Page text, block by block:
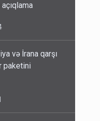
və İrana qarşı
paketini